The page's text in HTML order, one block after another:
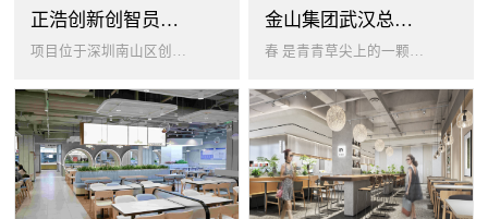
正浩创新创智员工餐厅
项目位于深圳南山区创智云城，服务正浩企业全体员工及来访亲友，总建筑面积 1537㎡，室内座位 450 座、室外休闲外摆 ...
金山集团武汉总部员工食堂设计
春 是青青草尖上的一颗露珠夏 是粼波湖面中倒映的晚霞秋 是宁静山谷里的一片落叶冬 是白雪中屹立不倒的松柏... ...0...